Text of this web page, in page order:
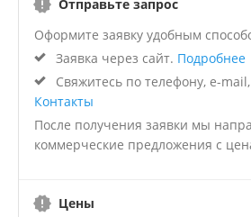
Отправьте запрос
Оформите заявку удобным
Заявка через сайт. Подробнее
Свяжитесь по телефону, e-
Контакты
После получения заявки мы
коммерческие предложения с
Цены